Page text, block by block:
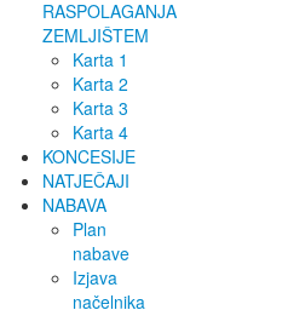
RASPOLAGANJA
ZEMLJIŠTEM
Karta 1
Karta 2
Karta 3
Karta 4
KONCESIJE
NATJEČAJI
NABAVA
Plan
nabave
Izjava
načelnika